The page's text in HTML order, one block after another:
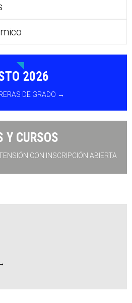
2026
DE GRADO →
Y CURSOS
CON INSCRIPCIÓN ABIERTA